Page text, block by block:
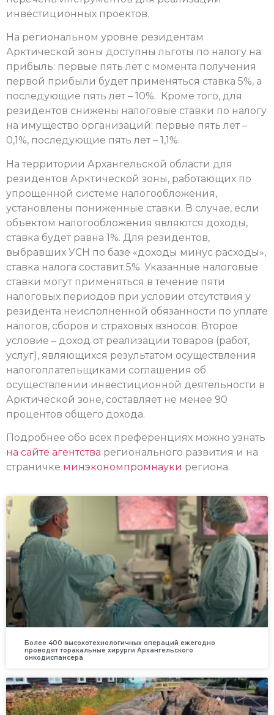
инвестиционных проектов.
На региональном уровне резидентам
Арктической зоны доступны льготы по налогу на
прибыль: первые пять лет с момента получения
первой прибыли будет применяться ставка 5%, а
последующие пять лет – 10%. Кроме того, для
резидентов снижены налоговые ставки по налогу
на имущество организаций: первые пять лет –
0,1%, последующие пять лет – 1,1%.
На территории Архангельской области для
резидентов Арктической зоны, работающих по
упрощенной системе налогообложения,
установлены пониженные ставки. В случае, если
объектом налогообложения являются доходы,
ставка будет равна 1%. Для резидентов,
выбравших УСН по базе «доходы минус расходы»,
ставка налога составит 5%. Указанные налоговые
ставки могут применяться в течение пяти
налоговых периодов при условии отсутствия у
резидента неисполненной обязанности по уплате
налогов, сборов и страховых взносов. Второе
условие – доход от реализации товаров (работ,
услуг), являющихся результатом осуществления
налогоплательщиками соглашения об
осуществлении инвестиционной деятельности в
Арктической зоне, составляет не менее 90
процентов общего дохода.
Подробнее обо всех преференциях можно узнать
на сайте агентства регионального развития и на
страничке минэкономпромнауки региона.
Более 400 высокотехнологичных операций ежегодно
проводят торакальные хирурги Архангельского
онкодиспансера